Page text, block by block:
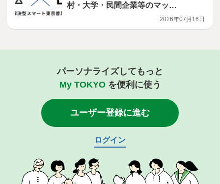
村・大学・民間企業等のマッチ
ング支援の受付を開始します2026年07月16日
パーソナライズしてもっと
My TOKYOを便利に使う
ユーザー登録に進む
ログイン